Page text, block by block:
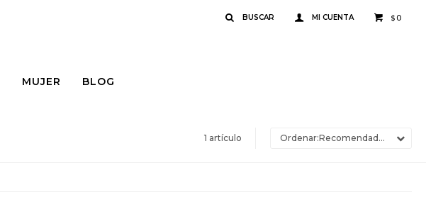
MUJER BLOG
$ 0
1 artículo Recomendados